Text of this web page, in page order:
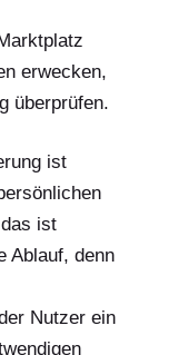
erwecken,
überprüfen.
ist
ist
Ablauf, denn
Nutzer ein